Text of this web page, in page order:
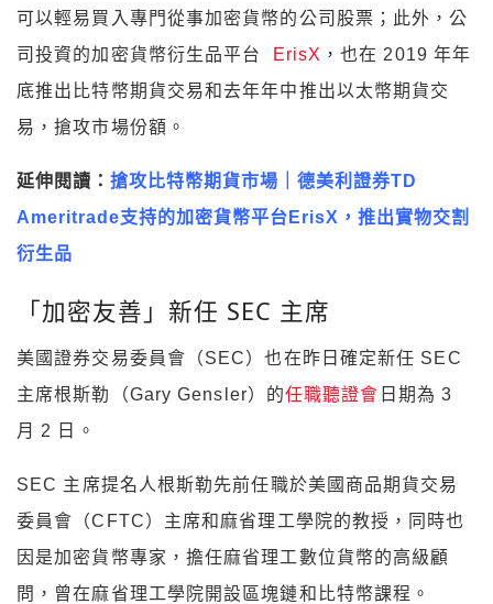
可以輕易買入專門從事加密貨幣的公司股票；此外，公
司投資的加密貨幣衍生品平台
ErisX ，也在 2019 年年
底推出比特幣期貨交易和去年年中推出以太幣期貨交
易，搶攻市場份額。
延伸閱讀： 搶攻比特幣期貨市場｜德美利證券TD
Ameritrade支持的加密貨幣平台ErisX，推出實物交割
衍生品
「加密友善」新任 SEC 主席
美國證券交易委員會（SEC）也在昨日確定新任 SEC
主席根斯勒（Gary Gensler）的任職聽證會 日期為 3
月 2 日。
SEC 主席提名人根斯勒先前任職於美國商品期貨交易
委員會（CFTC）主席和麻省理工學院的教授，同時也
因是加密貨幣專家，擔任麻省理工數位貨幣的高級顧
問，曾在麻省理工學院開設區塊鏈和比特幣課程。